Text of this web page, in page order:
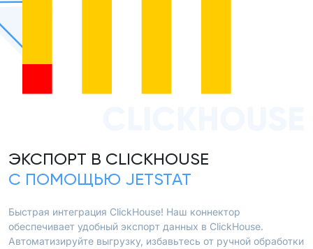
ЭКСПОРТ В CLICKHOUSE
С ПОМОЩЬЮ JETSTAT
Быстрая интеграция ClickHouse! Наш коннектор
обеспечивает удобный экспорт данных в ClickHouse.
Автоматизируйте выгрузку, избавьтесь от ручной обработки